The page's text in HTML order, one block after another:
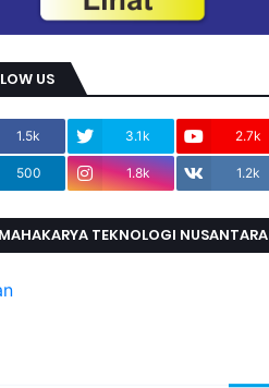
US
1.5k 3.1k 2.7k
500 1.8k 1.2k
TEKNOLOGI NUSANTARA